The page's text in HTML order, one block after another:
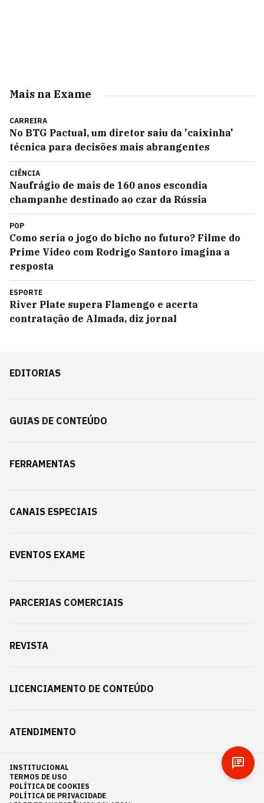
Mais na Exame
CARREIRA
No BTG Pactual, um diretor saiu da 'caixinha'
técnica para decisões mais abrangentes
CIÊNCIA
Naufrágio de mais de 160 anos escondia
champanhe destinado ao czar da Rússia
POP
Como seria o jogo do bicho no futuro? Filme do
Prime Video com Rodrigo Santoro imagina a
resposta
ESPORTE
River Plate supera Flamengo e acerta
contratação de Almada, diz jornal
EDITORIAS
GUIAS DE CONTEÚDO
FERRAMENTAS
CANAIS ESPECIAIS
EVENTOS EXAME
PARCERIAS COMERCIAIS
REVISTA
LICENCIAMENTO DE CONTEÚDO
ATENDIMENTO
INSTITUCIONAL
TERMOS DE USO
POLÍTICA DE COOKIES
POLÍTICA DE PRIVACIDADE